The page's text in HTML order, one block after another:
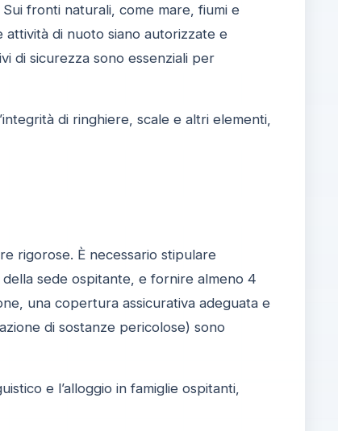
fronti naturali, come mare, fiumi e
di nuoto siano autorizzate e
di sicurezza sono essenziali per
di ringhiere, scale e altri elementi,
rigorose. È necessario stipulare
sede ospitante, e fornire almeno 4
una copertura assicurativa adeguata e
di sostanze pericolose) sono
e l’alloggio in famiglie ospitanti,